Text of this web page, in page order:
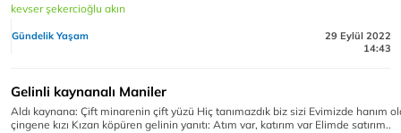
kevser şekercioğlu akın
Gündelik Yaşam
29 Eylül 2022
14:43
Gelinli kaynanalı Maniler
Aldı kaynana: Çift minarenin çift yüzü Hiç tanımazdık biz sizi Evimizde hanım
çingene kızı Kızan köpüren gelinin yanıtı: Atım var, katırım var Elimde satırım..